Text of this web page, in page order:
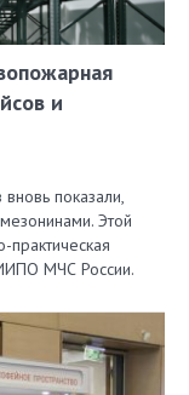
и
показали,
Этой
МЧС России.